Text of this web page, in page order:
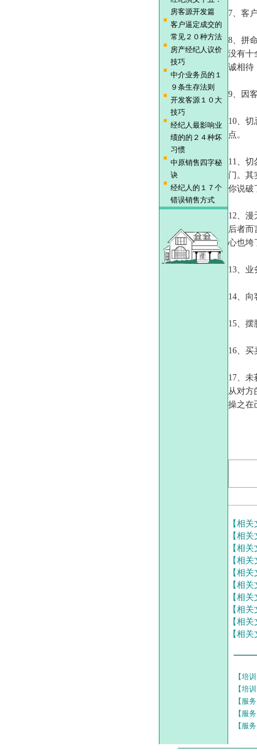
房客源开发篇
客户逼定成交的
常见２０种方法
房产经纪人议价
技巧
中介业务员的１
９条生存法则
开发客源１０大
技巧
经纪人最影响业
绩的的２４种坏
习惯
中原销售四字秘
诀
经纪人的１７个
错误销售方式
7、客
8、拼
没有十
诚相待
9、因
10、
点。
11、
门。其
你说破
12、
后者而
心也垮
13、业
14、
15、摆
16、买
17、未
从对方
操之在
【相关
【相关
【相关
【相关
【相关
【相关
【相关
【相关
【相关
【相关
【培
【培
【服
【服
【服